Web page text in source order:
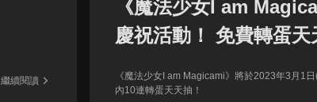
繼續閱讀
《魔法少女I am
慶祝活動！ 免費轉蛋天
《魔法少女I am Magicami》將於2023年3月1
內10連轉蛋天天抽！